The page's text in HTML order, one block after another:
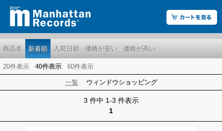
商品名 新着順 入荷日順 価格が安い 価格が高い
20件表示 40件表示 60件表示
一覧 ウィンドウショッピング
3 件中 1-3 件表示
1